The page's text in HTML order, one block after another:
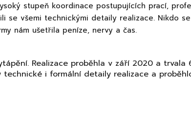
stupeň koordinace postupujících prací,
se všemi technickými detaily realizace. Nikdo
nám ušetřila peníze, nervy a čas.
Realizace proběhla v září 2020 a trvala
technické i formální detaily realizace a